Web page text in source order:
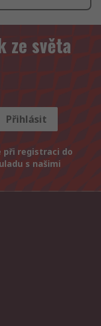
ze světa
Přihlásit
při registraci do
s našimi